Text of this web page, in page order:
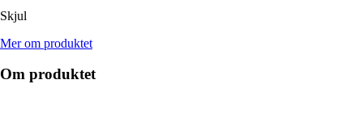
Skjul
Mer om produktet
Om produktet